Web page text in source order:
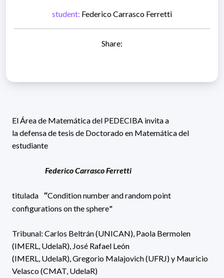
student: Federico Carrasco Ferretti
Share:
El Área de Matemática del PEDECIBA invita a
ladefensade tesis de Doctorado en Matemática del
estudiante
Federico Carrasco Ferretti
titulada "Condition number and random point
configurations on the sphere"
Tribunal: Carlos Beltrán (UNICAN), Paola Bermolen
(IMERL, UdelaR), José Rafael León
(IMERL, UdelaR), Gregorio Malajovich (UFRJ) y Mauricio
Velasco (CMAT, UdelaR)